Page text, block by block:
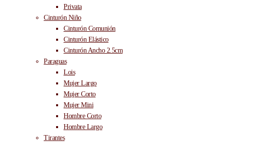
Privata
Cinturón Niño
Cinturón Comunión
Cinturón Elástico
Cinturón Ancho 2.5cm
Paraguas
Lois
Mujer Largo
Mujer Corto
Mujer Mini
Hombre Corto
Hombre Largo
Tirantes